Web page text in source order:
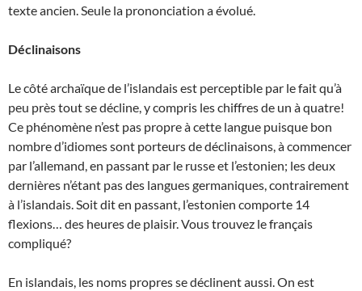
texte ancien. Seule la prononciation a évolué.
Déclinaisons
Le côté archaïque de l’islandais est perceptible par le fait qu’à
peu près tout se décline, y compris les chiffres de un à quatre!
Ce phénomène n’est pas propre à cette langue puisque bon
nombre d’idiomes sont porteurs de déclinaisons, à commencer
par l’allemand, en passant par le russe et l’estonien; les deux
dernières n’étant pas des langues germaniques, contrairement
à l’islandais. Soit dit en passant, l’estonien comporte 14
flexions… des heures de plaisir. Vous trouvez le français
compliqué?
En islandais, les noms propres se déclinent aussi. On est